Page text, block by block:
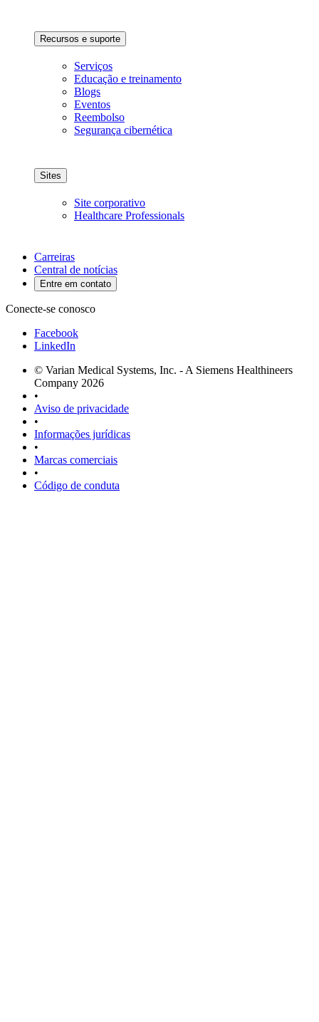
Recursos e suporte
Serviços
Educação e treinamento
Blogs
Eventos
Reembolso
Segurança cibernética
Sites
Site corporativo
Healthcare Professionals
Carreiras
Central de notícias
Entre em contato
Conecte-se conosco
Facebook
LinkedIn
© Varian Medical Systems, Inc. - A Siemens Healthineers
Company 2026
•
Aviso de privacidade
•
Informações jurídicas
•
Marcas comerciais
•
Código de conduta